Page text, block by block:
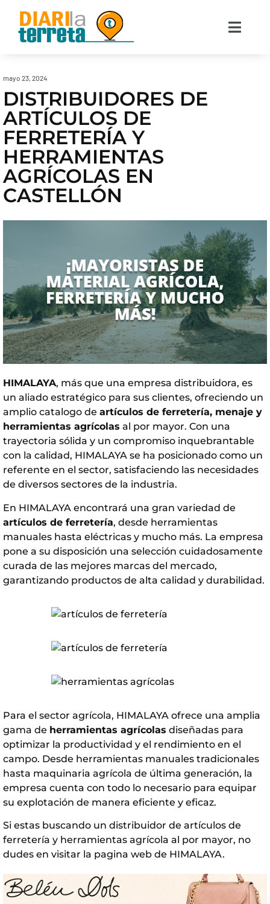
mayo 23, 2024
DISTRIBUIDORES DE
ARTÍCULOS DE
FERRETERÍA Y
HERRAMIENTAS
AGRÍCOLAS EN
CASTELLÓN
HIMALAYA, más que una empresa distribuidora, es
un aliado estratégico para sus clientes, ofreciendo un
amplio catalogo de artículos de ferretería, menaje y
herramientas agrícolas al por mayor. Con una
trayectoria sólida y un compromiso inquebrantable
con la calidad, HIMALAYA se ha posicionado como un
referente en el sector, satisfaciendo las necesidades
de diversos sectores de la industria.
En HIMALAYA encontrará una gran variedad de
artículos de ferretería, desde herramientas
manuales hasta eléctricas y mucho más. La empresa
pone a su disposición una selección cuidadosamente
curada de las mejores marcas del mercado,
garantizando productos de alta calidad y durabilidad.
Para el sector agrícola, HIMALAYA ofrece una amplia
gama de herramientas agrícolas diseñadas para
optimizar la productividad y el rendimiento en el
campo. Desde herramientas manuales tradicionales
hasta maquinaria agrícola de última generación, la
empresa cuenta con todo lo necesario para equipar
su explotación de manera eficiente y eficaz.
Si estas buscando un distribuidor de artículos de
ferretería y herramientas agrícola al por mayor, no
dudes en visitar la pagina web de HIMALAYA.